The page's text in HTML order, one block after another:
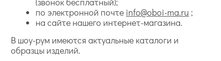
по электронной почте info@oboi-ma.ru ;
на сайте нашего интернет-магазина.
В шоу-рум имеются актуальные каталоги и
образцы изделий.